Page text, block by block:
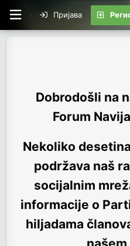
Пријава
Dobrodošli na
Forum
Nekoliko
podržava naš
socijalnim
informacije o
hiljadama